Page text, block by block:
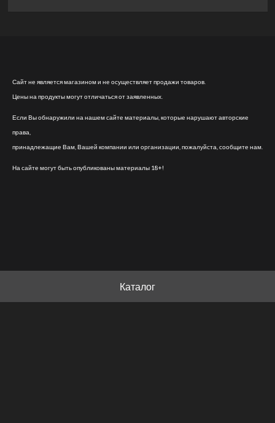
Сайт не является магазином и не осуществляет продажи товаров.
Цены на продукты могут отличаться от заявленных.
Если Вы обнаружили на нашем сайте материалы, которые нарушают авторские
права,
принадлежащие Вам, Вашей компании или организации, пожалуйста, сообщите нам.
На сайте могут быть опубликованы материалы 18+!
Каталог